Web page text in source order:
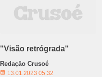
"Visão retrógrada"
Redação Crusoé
13.01.2023 05:32